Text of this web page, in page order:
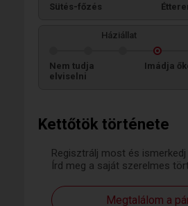
Kettőtök története
Regisztrálj most és ismerkedj
Írd meg a saját szerelmes
Megtalálom a
Sütés-főzés
Háziállat
Nem tudja
elviselni
Imádja